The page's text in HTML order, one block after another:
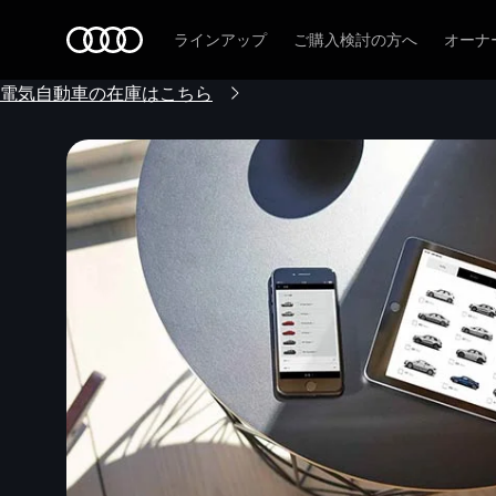
ラインアップ ご購入検討の方へ オーナ
電気自動車の在庫はこちら